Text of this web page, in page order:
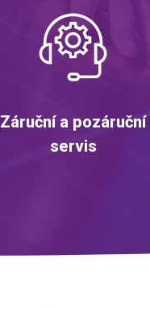
Záruční a pozáruční
servis